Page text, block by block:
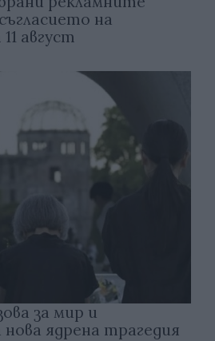
на
август
за мир и
нова ядрена трагедия